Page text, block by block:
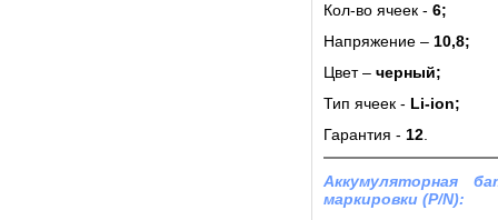
Кол-во ячеек - 6;
Напряжение – 10,8;
Цвет – черный;
Тип ячеек - Li-ion;
Гарантия - 12
Аккумуляторная
маркировки (P/N):